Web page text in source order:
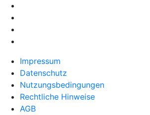
Impressum
Datenschutz
Nutzungsbedingungen
Rechtliche Hinweise
AGB